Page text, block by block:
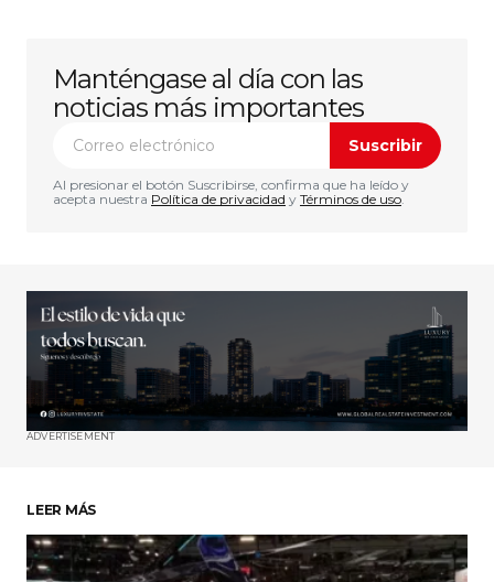
Manténgase al día con las
noticias más importantes
Suscribir
Al presionar el botón Suscribirse, confirma que ha leído y
acepta nuestra Política de privacidad y Términos de uso
ADVERTISEMENT
LEER MÁS